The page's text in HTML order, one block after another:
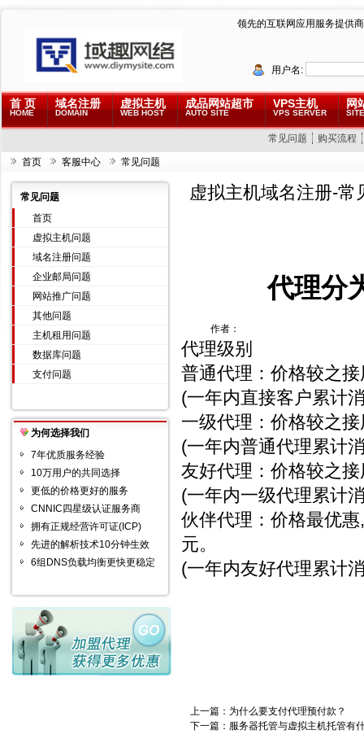
领先的互联网应用服务提供商
用户名:
首 页
HOME
域名注册
DOMAIN
虚拟主机
WEB HOST
成品网站超市
AUTO SITE
VPS主机
VPS SERVER
网
常见问题 购买流程
首页 客服中心 常见问题
常见问题
首页
虚拟主机问题
域名注册问题
企业邮局问题
网站推广问题
其他问题
主机租用问题
数据库问题
支付问题
为何选择我们
7年优质服务经验
10万用户的共同选择
更低的价格更好的服务
CNNIC四星级认证服务商
拥有正规经营许可证(ICP)
先进的解析技术10分钟生效
6组DNS负载均衡更快更稳定
虚拟主机域名注册-常
代理分
作者：
代理级别
普通代理：价格较之
(一年内直接客户累计
一级代理：价格较之
(一年内普通代理累计
友好代理：价格较之
(一年内一级代理累计
伙伴代理：价格最优
元。
(一年内友好代理累计
上一篇： 为什么要支付代理预付款？
下一篇： 服务器托管与虚拟主机托管有